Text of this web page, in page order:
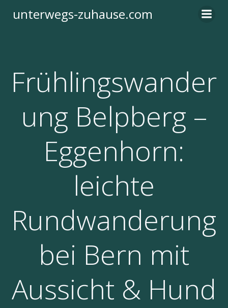
Inhalt
unterwegs-zuhause.com
Frühlingswander
ung Belpberg –
Eggenhorn:
leichte
Rundwanderung
bei Bern mit
Aussicht & Hund